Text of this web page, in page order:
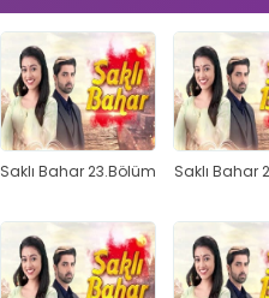
Saklı Bahar 23.Bölüm Saklı Bahar